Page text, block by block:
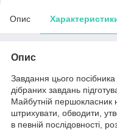
Опис
Опис
Завдання цього
дібраних завдань
Майбутній першокласник
штрихувати, обводити,
в певній послідовності,